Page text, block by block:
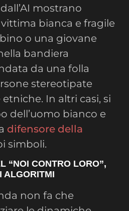
mostrano
bianca e fragile
o una giovane
bandiera
da una folla
stereotipate
In altri casi, si
dell’uomo bianco e
difensore della
simboli.
“NOI CONTRO LORO”,
ALGORITMI
non fa che